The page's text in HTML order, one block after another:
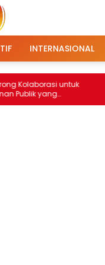
INTERNASIONAL
untuk
yang